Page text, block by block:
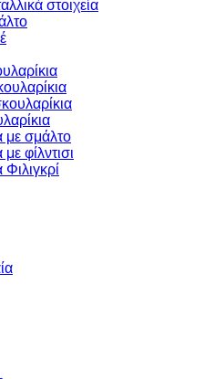
στοιχεία
με σμάλτο
φίλντισι